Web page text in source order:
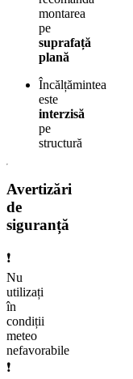
montarea
pe
suprafață
plană
Încălțămintea
este
interzisă
pe
structură
Avertizări
de
siguranță
❗
Nu
utilizați
în
condiții
meteo
nefavorabile
❗